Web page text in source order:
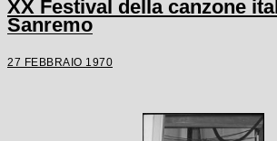
XX Festival della canzone
Sanremo
27 FEBBRAIO 1970